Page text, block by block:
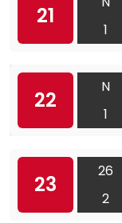
21
1
22
N
1
23
26
2